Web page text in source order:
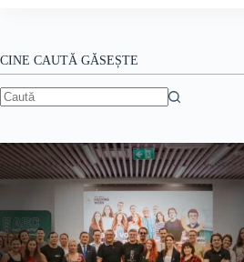
din
nou
o
tânără
angajaților
MDPI
acuză
managerii.
CINE CAUTĂ GĂSEȘTE